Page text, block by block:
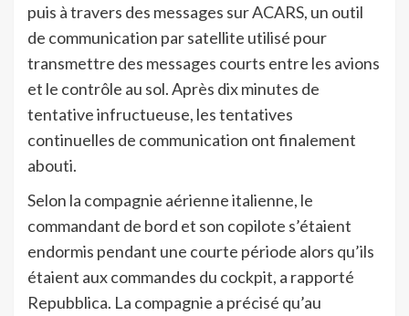
puis à travers des messages sur ACARS, un outil
de communication par satellite utilisé pour
transmettre des messages courts entre les avions
et le contrôle au sol. Après dix minutes de
tentative infructueuse, les tentatives
continuelles de communication ont finalement
abouti.
Selon la compagnie aérienne italienne, le
commandant de bord et son copilote s’étaient
endormis pendant une courte période alors qu’ils
étaient aux commandes du cockpit, a rapporté
Repubblica. La compagnie a précisé qu’au